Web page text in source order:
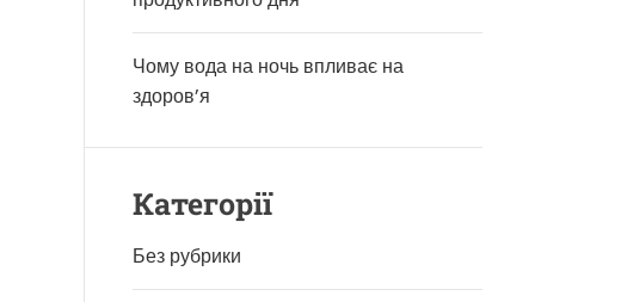
Чому вода на ночь впливає на
здоров’я
Категорії
Без рубрики